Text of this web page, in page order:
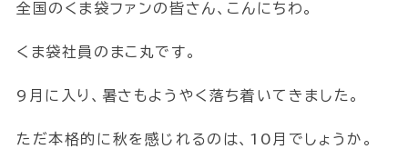
全国のくま袋ファンの皆さん、こんにちわ。
くま袋社員のまこ丸です。
9月に入り、暑さもようやく落ち着いてきました。
ただ本格的に秋を感じれるのは、10月でしょうか。